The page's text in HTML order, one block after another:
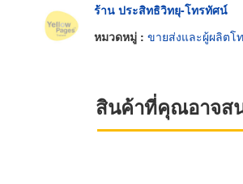
ร้าน ประสิทธิวิทยุ-โทรทัศน์
หมวดหมู่ : ขายส่งและผู้ผลิตโ
สินค้าที่คุณอาจส